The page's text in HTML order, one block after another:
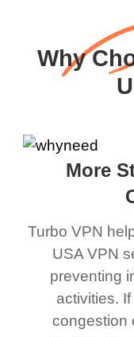
Why
More
Turbo VPN
USA VPN
preventing
activities.
congestion